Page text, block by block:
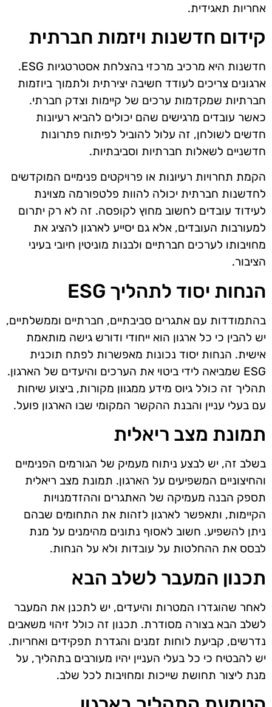
אחריות תאגידית.
קידום חדשנות ויזמות חברתית
חדשנות היא מרכיב מרכזי בהצלחת אסטרטגיות ESG.
ארגונים צריכים לעודד חשיבה יצירתית ולתמוך ביוזמות
חברתיות שמקדמות ערכים של קיימות וצדק חברתי.
כאשר עובדים מרגישים שהם יכולים להביא רעיונות
חדשים לשולחן, זה עלול להוביל לפיתוח פתרונות
חדשניים לשאלות חברתיות וסביבתיות.
הקמת תחרויות רעיונות או פרויקטים פנימיים המוקדשים
לחדשנות חברתית יכולה להוות פלטפורמה מצוינת
לעידוד עובדים לחשוב מחוץ לקופסה. זה לא רק יתרום
למעורבות העובדים, אלא גם יסייע לארגון להציג את
מחויבותו לערכים חברתיים ולבנות מוניטין חיובי בעיני
הציבור.
הנחות יסוד לתהליך ESG
בהתמודדות עם אתגרים סביבתיים, חברתיים וממשלתיים,
יש להבין כי כל ארגון הוא ייחודי ודורש גישה מותאמת
אישית. הנחות יסוד נכונות מאפשרות לפתח תוכנית
ESG שמביאה לידי ביטוי את הערכים והיעדים של הארגון.
תהליך זה כולל גיוס מידע ממגוון מקורות, ביצוע שיחות
עם בעלי עניין והבנת ההקשר המקומי שבו הארגון פועל.
תמונת מצב ריאלית
בשלב זה, יש לבצע ניתוח מעמיק של הגורמים הפנימיים
והחיצוניים המשפיעים על הארגון. תמונת מצב ריאלית
תספק הבנה מעמיקה של האתגרים וההזדמנויות
הקיימות, ותאפשר לארגון לזהות את התחומים שבהם
ניתן להשפיע. חשוב לאסוף נתונים מהימנים על מנת
לבסס את ההחלטות על עובדות ולא על הנחות.
תכנון המעבר לשלב הבא
לאחר שהוגדרו המטרות והיעדים, יש לתכנן את המעבר
לשלב הבא בצורה מסודרת. תכנון זה כולל זיהוי משאבים
נדרשים, קביעת לוחות זמנים והגדרת תפקידים ואחריות.
יש להבטיח כי כל בעלי העניין יהיו מעורבים בתהליך, על
מנת ליצור תחושת שייכות ומחויבות לכל שלב.